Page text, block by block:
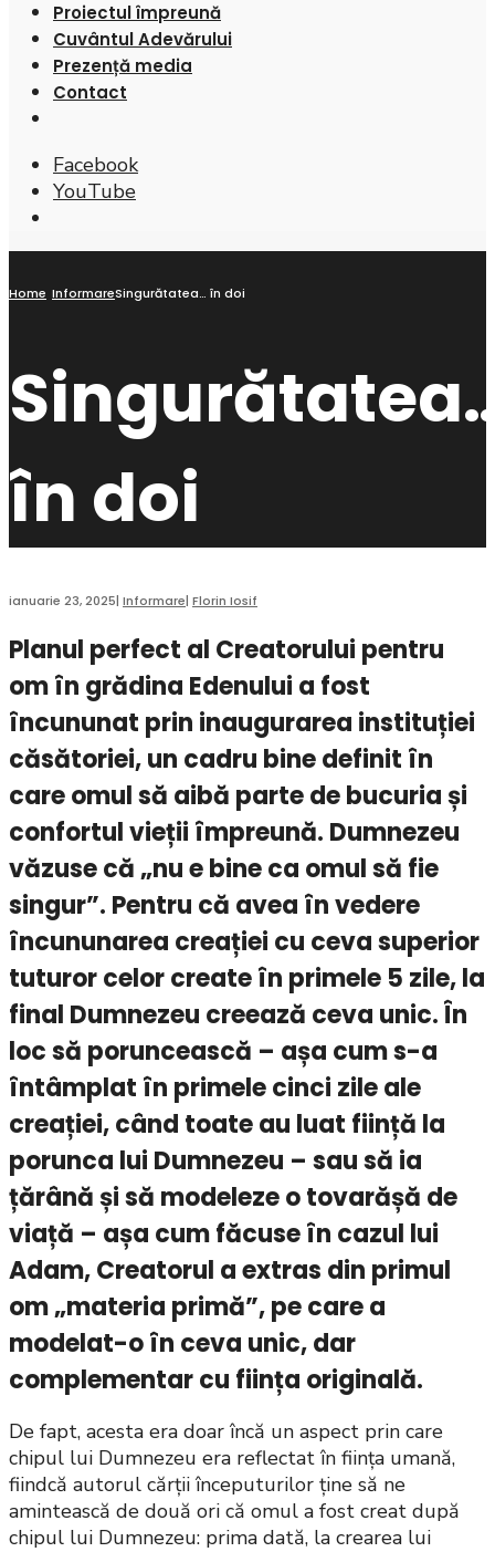
Proiectul împreună
Cuvântul Adevărului
Prezență media
Contact
Facebook
YouTube
Home InformareSingurătatea… în doi
în doi
ianuarie 23, 2025| Informare| Florin Iosif
Planul perfect al Creatorului pentru
om în grădina Edenului a fost
încununat prin inaugurarea instituției
căsătoriei, un cadru bine definit în
care omul să aibă parte de bucuria și
confortul vieții împreună. Dumnezeu
văzuse că „nu e bine ca omul să fie
singur”. Pentru că avea în vedere
încununarea creației cu ceva superior
tuturor celor create în primele 5 zile, la
final Dumnezeu creează ceva unic. În
loc să poruncească – așa cum s-a
întâmplat în primele cinci zile ale
creației, când toate au luat ființă la
porunca lui Dumnezeu – sau să ia
țărână și să modeleze o tovarășă de
viață – așa cum făcuse în cazul lui
Adam, Creatorul a extras din primul
om „materia primă”, pe care a
modelat-o în ceva unic, dar
complementar cu ființa originală.
De fapt, acesta era doar încă un aspect prin care
chipul lui Dumnezeu era reflectat în ființa umană,
fiindcă autorul cărții începuturilor ține să ne
amintească de două ori că omul a fost creat după
chipul lui Dumnezeu: prima dată, la crearea lui